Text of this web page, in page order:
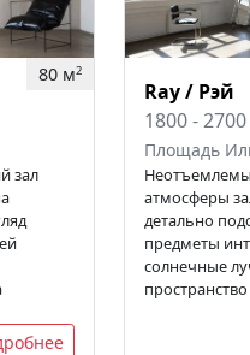
80 м2
зал
Ray / Рэй
1800 -
Площадь
атмосферы
детально
предметы
солнечные